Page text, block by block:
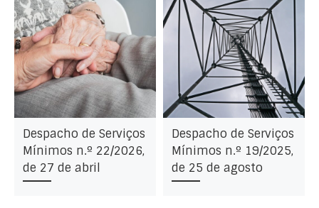
Despacho de Serviços
Mínimos n.º 22/2026,
de 27 de abril
Despacho de Serviços
Mínimos n.º 19/2025,
de 25 de agosto